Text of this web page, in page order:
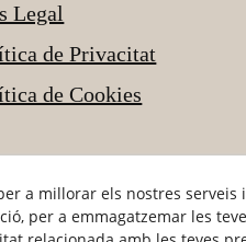
Legal
de Privacitat
de Cookies
a millorar els nostres serveis
per a emmagatzemar les